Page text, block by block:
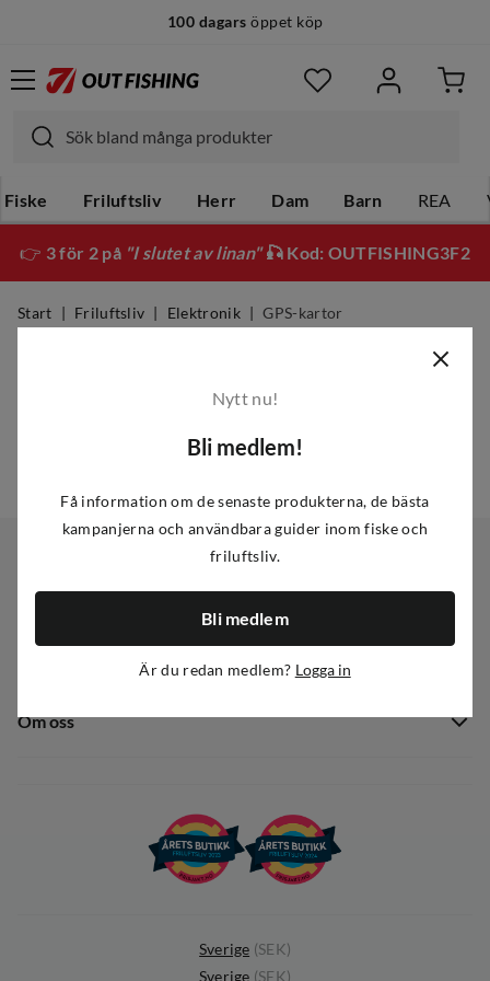
100 dagars öppet köp
Fiske Friluftsliv Herr Dam Barn REA
👉 3 för 2 på "I slutet av linan"🎣 Kod: OUTFISHING3F2
Start Friluftsliv Elektronik GPS-kartor
Dataskyddspolicy
Sortiment
Om oss
Sverige (SEK)
Sverige (SEK)
Nytt nu!
Bli medlem!
Få information om de senaste produkterna, de bästa
kampanjerna och användbara guider inom fiske och
friluftsliv.
Bli medlem
Är du redan medlem? Logga in